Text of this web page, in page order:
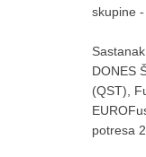
skupine
DONES
(QST),
potresa